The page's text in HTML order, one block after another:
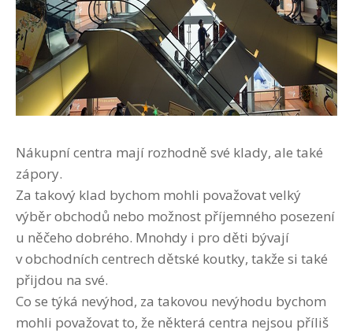
Nákupní centra mají rozhodně své klady, ale také
zápory.
Za takový klad bychom mohli považovat velký
výběr obchodů nebo možnost příjemného posezení
u něčeho dobrého. Mnohdy i pro děti bývají
v obchodních centrech dětské koutky, takže si také
přijdou na své.
Co se týká nevýhod, za takovou nevýhodu bychom
mohli považovat to, že některá centra nejsou příliš